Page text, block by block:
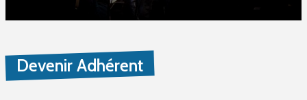
Devenir Adhérent